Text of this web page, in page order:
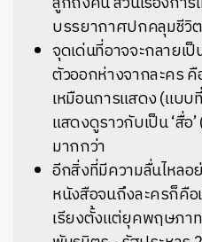
บรรยากาศปกคลุมชีวิต
จุดเด่นที่อาจจะกลายเ
ตัวออกห่างจากละคร
เหมือนการแสดง (แบบ
แสดงดูราวกับเป็น ‘สื่อ
มากกว่า
อีกสิ่งที่มีความลื่นไหล
หนังสือจนถึงละครก็คือ
เรียงตั้งแต่ยุคพฤษภ